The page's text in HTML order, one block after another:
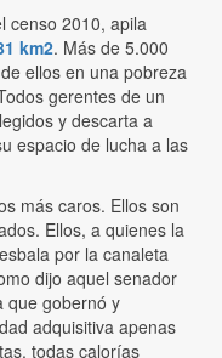
censo 2010, apila
km2. Más de 5.000
ellos en una pobreza
gerentes de un
y descarta a
espacio de lucha a las
más caros. Ellos son
Ellos, a quienes la
por la canaleta
dijo aquel senador
que gobernó y
adquisitiva apenas
todas calorías